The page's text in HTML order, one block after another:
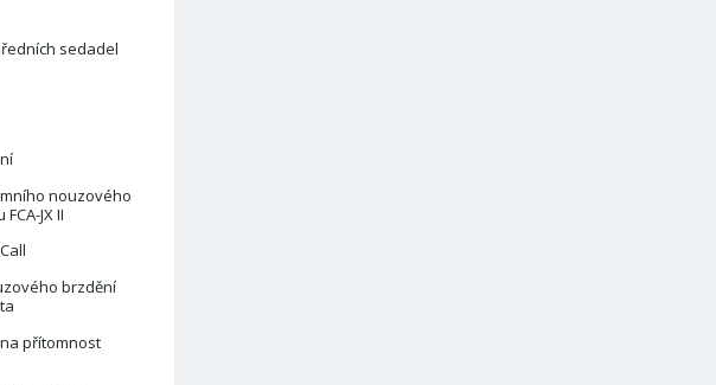
sedadel
nouzového
JX II
brzdění
přítomnost